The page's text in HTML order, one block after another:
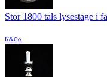
Stor 1800 tals lysestage i
K&Co.